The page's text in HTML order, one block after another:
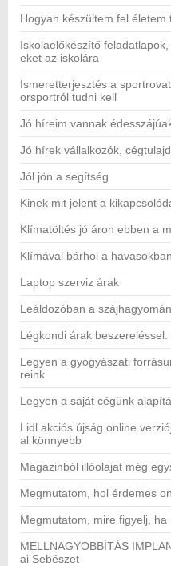
Hogyan készültem fel életem
Iskolaelőkészítő
eket az iskolára
Ismeretterjesztés a
orsportról tudni kell
Jó híreim vannak
Jó hírek vállalkozók,
Jól jön a segítség
Kinek mit jelent a
Klímatöltés jó áron ebben a
Klímával bárhol a
Laptop szerviz árak
Leáldozóban a
Légkondi árak
Legyen a gyógyászati
reink
Legyen a saját cégünk
Lidl akciós újság online
al könnyebb
Magazinból illóolajat még
Megmutatom, hol érdemes
Megmutatom, mire figyelj,
MELLNAGYOBBÍTÁS
ai Sebészet